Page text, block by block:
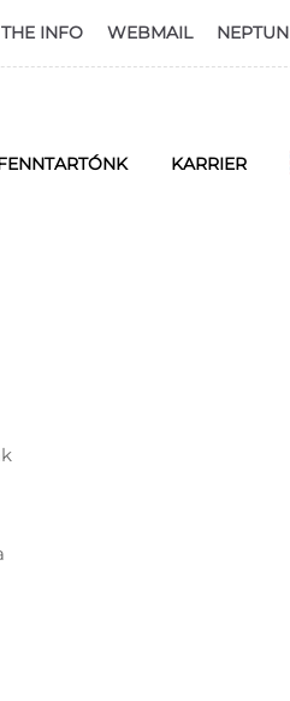
THE INFO WEBMAIL NEPTUN
KARRIER